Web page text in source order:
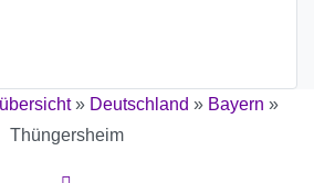
» Deutschland » Bayern »
Thüngersheim